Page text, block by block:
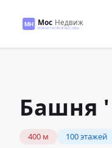
Башня
400 м 100этажей